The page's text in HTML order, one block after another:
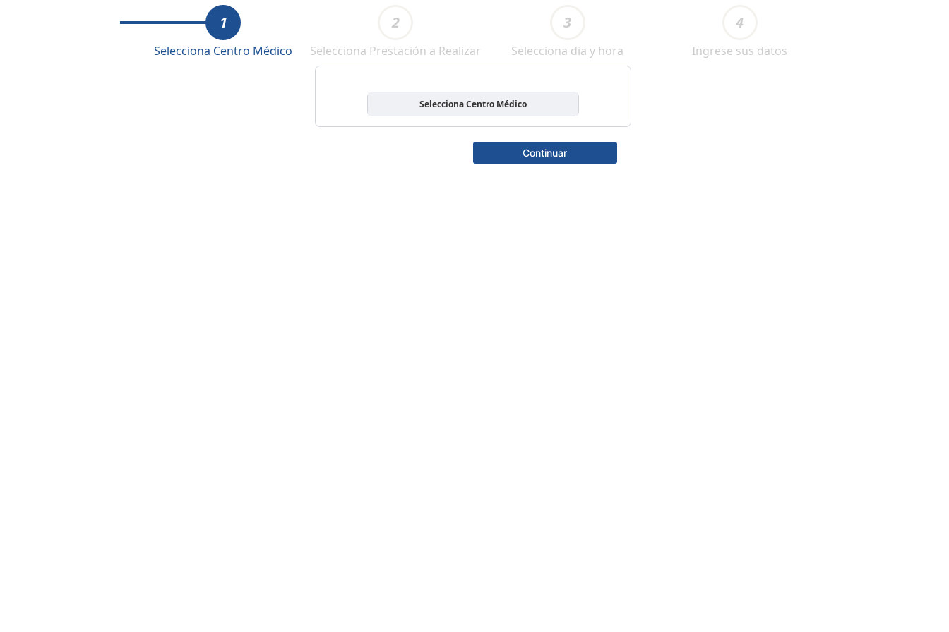
1
Selecciona Centro Médico
2
Selecciona Prestación a Realizar
3
Selecciona dia y hora
4
Ingrese sus datos
Selecciona Centro Médico
Continuar